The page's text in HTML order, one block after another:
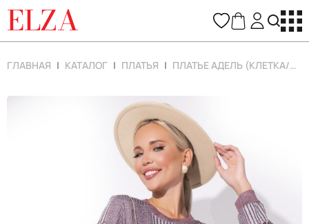
ELZA
ГЛАВНАЯ КАТАЛОГ ПЛАТЬЯ ПЛАТЬЕ АДЕЛЬ (КЛЕТКА/МАРСАЛА)